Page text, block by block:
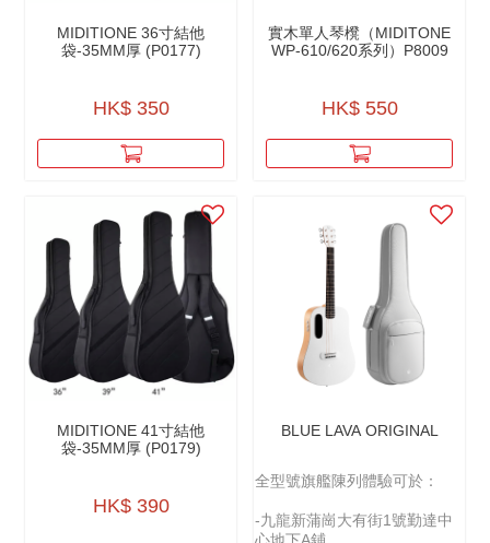
MIDITIONE 36寸結他
袋-35MM厚 (P0177)
HK$ 350
實木單人琴櫈（MIDITONE
WP-610/620系列）P8009
HK$ 550
MIDITIONE 41寸結他
袋-35MM厚 (P0179)
HK$ 390
BLUE LAVA ORIGINAL
全型號旗艦陳列體驗可於：
-九龍新蒲崗大有街1號勤達中